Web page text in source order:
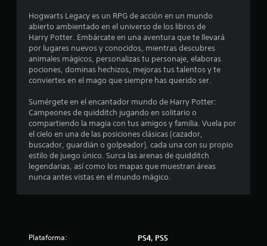
i
:
Hogwarts Legacy es un RPG de acción en un mundo
abierto ambientado en el universo de los libros de
Harry Potter. Embárcate en una aventura que te llevará
por lugares nuevos y conocidos, mientras descubres
animales mágicos, personalizas tu personaje, elaboras
pociones, dominas hechizos, mejoras tus talentos y te
conviertes en el mago que siempre has querido ser.
Sumérgete en el encantador mundo de Harry Potter:
Campeones de quidditch jugando en solitario o
compartiendo la magia con tus amigos y familia. Vuela por
el cielo en una de las posiciones clásicas (cazador,
buscador, guardián o golpeador), cada una con su propio
estilo de juego único. Surca las arenas de quidditch
legendarias, así como los mapas que muestran áreas
nunca antes vistas en el mundo mágico.
Plataforma: PS4, PS5